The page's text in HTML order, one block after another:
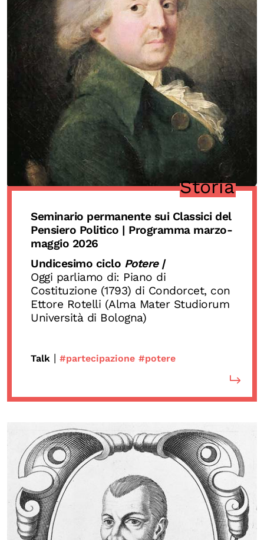
Chi siamo
Persone
Archivio
Archivi del presente
Biblioteca
Mostre digitali
I CONTENUTI
Osservatori di ricerca
Progetti Nazionali
Progetti Internazionali
Pubblicazioni
Storie di Resistenza, ottant’anni dopo
Calendario civile
Elezioni dal mondo
Podcast
OLTRE LA SCUOLA
Programmi per le scuole
Classici del Pensiero Politico
Master e Executive Program
Storia
Seminario permanente sui Classici del
Pensiero Politico | Programma marzo-
maggio 2026
Undicesimo ciclo Potere |
Oggi parliamo di: Piano di
Costituzione (1793) di Condorcet, con
Ettore Rotelli (Alma Mater Studiorum
Università di Bologna)
Talk | #partecipazione #potere